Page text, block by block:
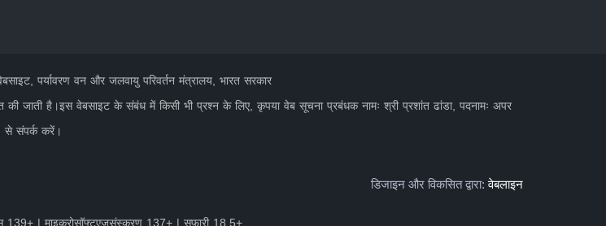
पर्यावरण वन और जलवायु परिवर्तन मंत्रालय, भारत सरकार
की जाती है।इस वेबसाइट के संबंध में किसी भी प्रश्न के लिए, कृपया वेब सूचना प्रबंधक नामः श्री प्रशांत ढांडा, पदनामः अपर
संपर्क करें।
डिजाइन और विकसित द्वारा:वेबलाइन
139+ | माइक्रोसॉफ्टएजसंस्करण 137+ | सफ़ारी 18.5+